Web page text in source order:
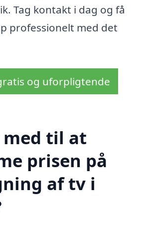
Tag kontakt i dag og få
professionelt med det
og uforpligtende
med til at
prisen på
af tv i